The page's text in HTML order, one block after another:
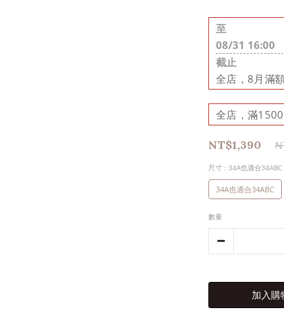
至
08/31 16:00
截止
全店，8月滿
全店，滿
NT$1,390
尺寸 : 34A也適合34ABC
34A也適合34ABC
數量
加入購